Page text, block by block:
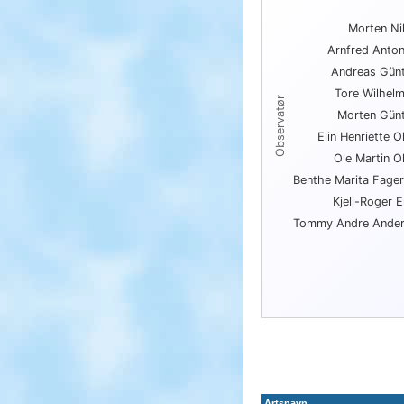
Bar chart with 10 bars.
View as data table,
The chart has 1 X
The chart has 1 Y
Observatør
Morten
Arnfred
Andreas
Tore
Morten
Elin Henriette
Ole Martin
Benthe Marita
Kjell-Roger
Tommy Andre
End of interactive